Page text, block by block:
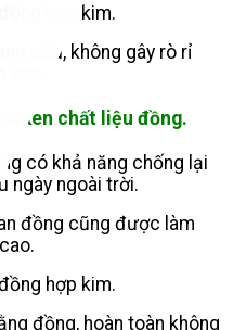
hợp kim.
cầu, không gây rò rỉ
chất liệu đồng.
có khả năng chống lại
ngày ngoài trời.
đồng cũng được làm
hợp kim.
đồng, hoàn toàn không